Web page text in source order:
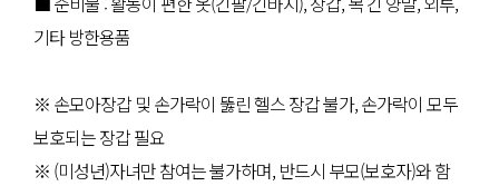
기타 방한용품
※ 손모아장갑 및 손가락이 뚫린 헬스 장갑 불가, 손가락이 모두
보호되는 장갑 필요
※ (미성년)자녀만 참여는 불가하며, 반드시 부모(보호자)와 함